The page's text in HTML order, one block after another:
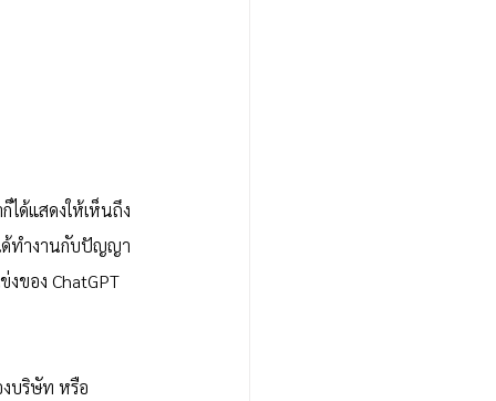
ด้แสดงให้เห็นถึง
ด้ทำงานกับปัญญา
ของ ChatGPT
งบริษัท หรือ